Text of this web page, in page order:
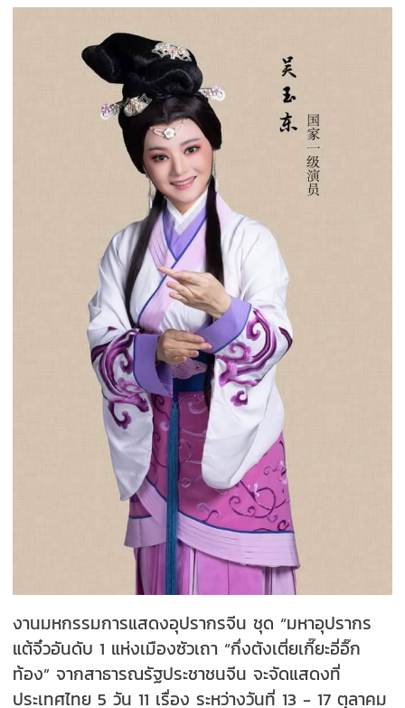
งานมหกรรมการแสดงอุปรากรจีน ชุด “มหาอุปรากร
แต้จิ๋วอันดับ 1 แห่งเมืองซัวเถา “กึ่งตังเตี่ยเกี๊ยะอี่อิ๊ก
ท้อง” จากสาธารณรัฐประชาชนจีน จะจัดแสดงที่
ประเทศไทย 5 วัน 11 เรื่อง ระหว่างวันที่ 13 - 17 ตุลาคม